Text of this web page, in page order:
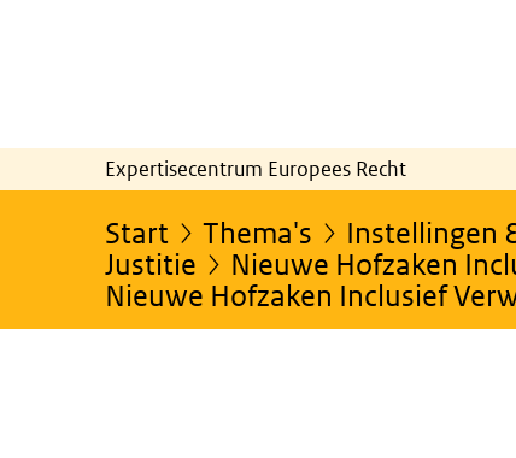
Expertisecentrum Europees Recht
Start Thema's Instellingen
Justitie
Nieuwe Hofzaken
Nieuwe Hofzaken Inclusief